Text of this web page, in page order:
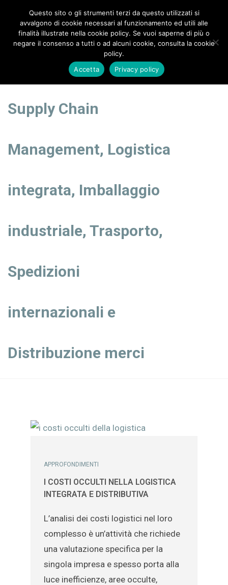
info@zetavalue.it +39 0444 024515
APPROFONDIMENTI
I COSTI OCCULTI NELLA LOGISTICA
INTEGRATA E DISTRIBUTIVA
L’analisi dei costi logistici nel loro
complesso è un’attività che richiede
una valutazione specifica per la
singola impresa e spesso porta alla
luce inefficienze, aree occulte,
Questo sito o gli strumenti terzi da questo utilizzati si
avvalgono di cookie necessari al funzionamento ed utili alle
finalità illustrate nella cookie policy. Se vuoi saperne di più o
negare il consenso a tutti o ad alcuni cookie, consulta la cookie
policy.
Accetta
Privacy policy